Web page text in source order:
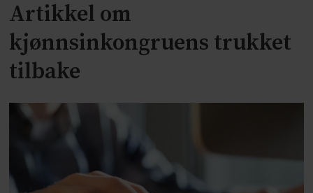
Artikkel om
kjønnsinkongruens trukket
tilbake